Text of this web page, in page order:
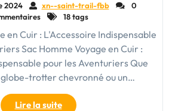
2024 xn--saint-trail-fbb
0
18 tags
en Cuir : L'Accessoire Indispensable
Sac Homme Voyage en Cuir :
pour les Aventuriers Que
globe-trotter chevronné ou un…
Lire la suite"Sac